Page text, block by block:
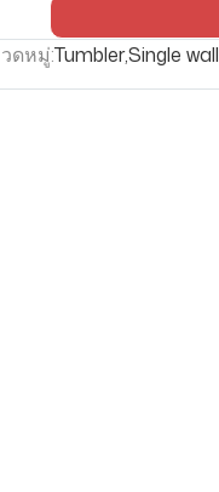
ดหมู่:Tumbler,Single wall